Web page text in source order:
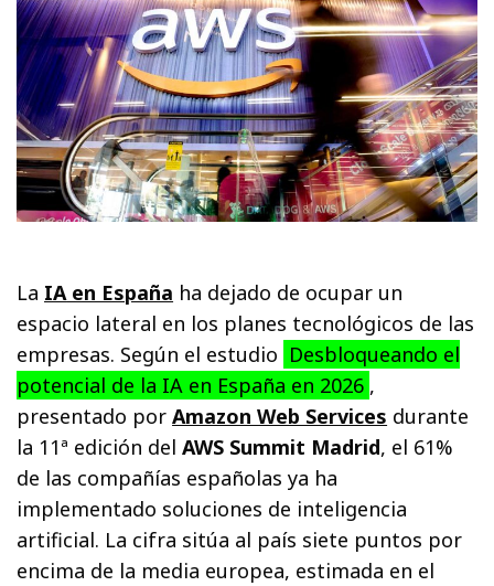
La IA en España ha dejado de ocupar un
espacio lateral en los planes tecnológicos de las
empresas. Según el estudio Desbloqueando el
potencial de la IA en España en 2026 ,
presentado porAmazon Web Services durante
la 11ª edición delAWS Summit Madrid, el 61%
de las compañías españolas ya ha
implementado soluciones de inteligencia
artificial. La cifra sitúa al país siete puntos por
encima de la media europea, estimada en el